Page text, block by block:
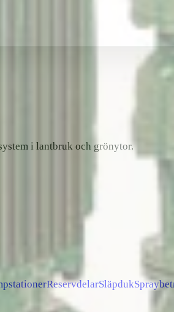
i lantbruk och grönytor.
ReservdelarSläpduk